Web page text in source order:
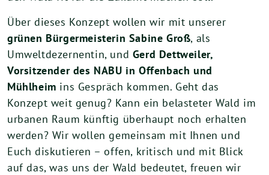
Über dieses Konzept wollen wir mit unserer
grünen Bürgermeisterin Sabine Groß, als
Umweltdezernentin, und Gerd Dettweiler,
Vorsitzender des NABU in Offenbach und
Mühlheim ins Gespräch kommen. Geht das
Konzept weit genug? Kann ein belasteter Wald im
urbanen Raum künftig überhaupt noch erhalten
werden? Wir wollen gemeinsam mit Ihnen und
Euch diskutieren – offen, kritisch und mit Blick
auf das, was uns der Wald bedeutet, freuen wir